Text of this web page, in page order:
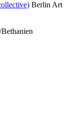
Berlin Art